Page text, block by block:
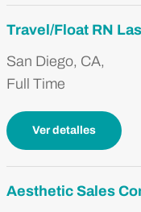
Travel/Float RN
San Diego, CA,
Full Time
Ver detalles
Aesthetic Sales